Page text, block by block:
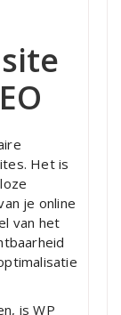
Het is
je online
van het
is WP